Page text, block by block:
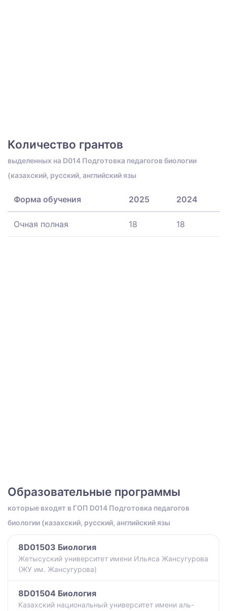
Количество грантов
выделенных на D014 Подготовка педагогов биологии
(казахский, русский, английский язы
Форма обучения 2025 2024
Очная полная 18 18
Образовательные программы
которые входят в ГОП D014 Подготовка педагогов
биологии (казахский, русский, английский язы
8D01503 Биология
Жетысуский университет имени Ильяса Жансугурова
(ЖУ им. Жансугурова)
8D01504 Биология
Казахский национальный университет имени аль-